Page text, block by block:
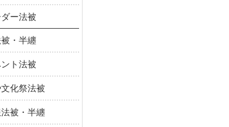
ー法被
・半纏
ト法被
化祭法被
被・半纏